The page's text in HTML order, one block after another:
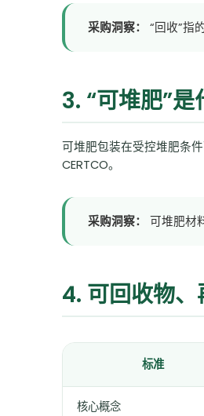
采购洞察： “回收”指
3. “可堆肥”是
可堆肥包装在受控堆肥条
CERTCO。
采购洞察： 可堆肥材
4. 可回收物
标准
核心概念